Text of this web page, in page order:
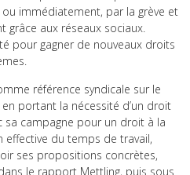
immédiatement, par la grève et
aux réseaux sociaux.
pour gagner de nouveaux droits
référence syndicale sur le
portant la nécessité d’un droit
sa campagne pour un droit à la
du temps de travail,
ses propositions concrètes,
le rapport Mettling, puis sous